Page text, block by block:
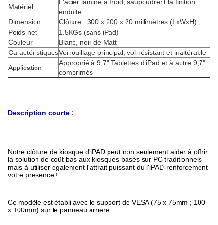
Matériel
L'acier laminé à froid, saupoudrent la finition
enduite
Dimension
Clôture : 300 x 200 x 20 millimètres (LxWxH) ;
Poids net
1.5KGs (sans iPad)
Couleur
Blanc, noir de Matt
CaractéristiquesVerrouillage principal, vol-résistant et inaltérable
Application
Approprié à 9,7" Tablettes d'iPad et à autre 9,7"
comprimés
Description courte :
Notre clôture de kiosque d'iPAD peut non seulement aider à offrir
la solution de coût bas aux kiosques basés sur PC traditionnels
mais à utiliser également l'attrait puissant du l'iPAD-renforcement
votre présence !
Ce modèle est établi avec le support de VESA (75 x 75mm ; 100
x 100mm) sur le panneau arrière